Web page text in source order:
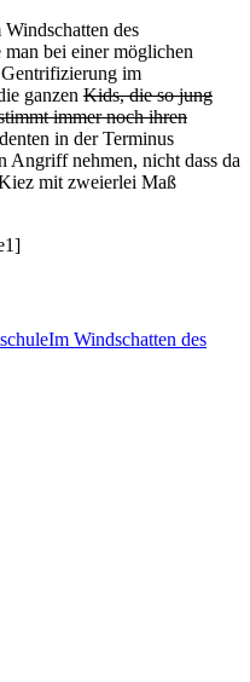
des
bei einer möglichen
Gentrifizierung im
ganzen Kids, die so jung
immer noch ihren
in der Terminus
nehmen, nicht dass da
mit zweierlei Maß
Im Windschatten des